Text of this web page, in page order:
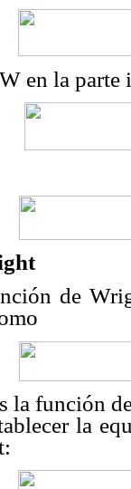
en la parte
de
la función
la